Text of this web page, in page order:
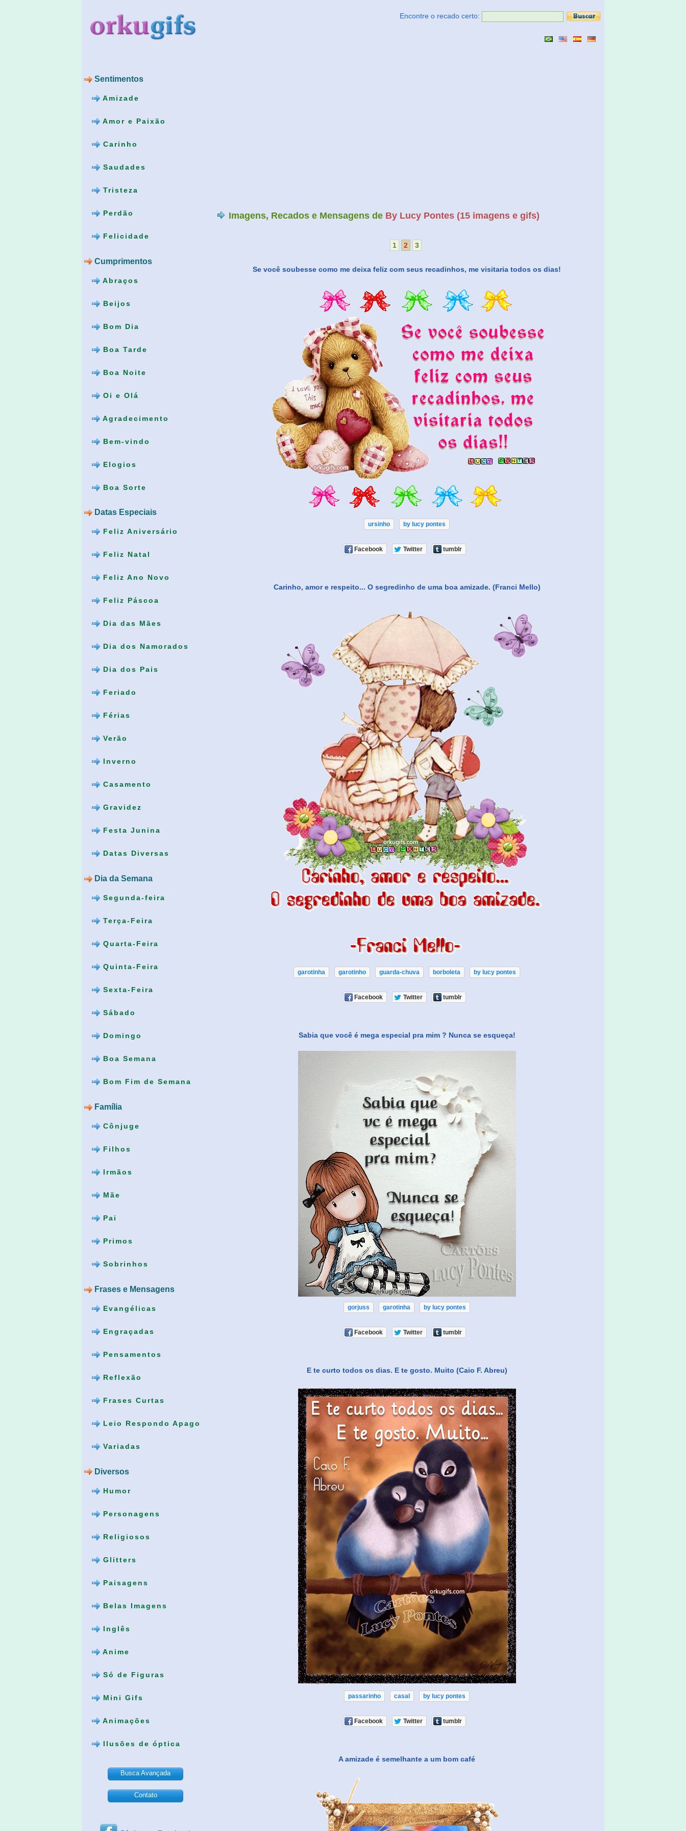
Sentimentos
Amizade
Amor e Paixão
Carinho
Saudades
Tristeza
Perdão
Felicidade
Cumprimentos
Abraços
Beijos
Bom Dia
Boa Tarde
Boa Noite
Oi e Olá
Agradecimento
Bem-vindo
Elogios
Boa Sorte
Datas Especiais
Feliz Aniversário
Feliz Natal
Feliz Ano Novo
Feliz Páscoa
Dia das Mães
Dia dos Namorados
Dia dos Pais
Feriado
Férias
Verão
Inverno
Casamento
Gravidez
Festa Junina
Datas Diversas
Dia da Semana
Segunda-feira
Terça-Feira
Quarta-Feira
Quinta-Feira
Sexta-Feira
Sábado
Domingo
Boa Semana
Bom Fim de Semana
Família
Cônjuge
Filhos
Irmãos
Mãe
Pai
Primos
Sobrinhos
Frases e Mensagens
Evangélicas
Engraçadas
Pensamentos
Reflexão
Frases Curtas
Leio Respondo Apago
Variadas
Diversos
Humor
Personagens
Religiosos
Glitters
Paisagens
Belas Imagens
Inglês
Anime
Só de Figuras
Mini Gifs
Animações
Ilusões de óptica
Busca Avançada
Contato
Encontre o recado certo:
Imagens, Recados e Mensagens de By Lucy Pontes (15 imagens e gifs)
1 2 3
Se você soubesse como me deixa feliz com seus recadinhos, me visitaria todos os dias!
ursinho by lucy pontes
Facebook Twitter tumblr
Carinho, amor e respeito... O segredinho de uma boa amizade. (Franci Mello)
garotinha garotinho guarda-chuva borboleta by lucy pontes
Facebook Twitter tumblr
Sabia que você é mega especial pra mim ? Nunca se esqueça!
gorjuss garotinha by lucy pontes
Facebook Twitter tumblr
E te curto todos os dias. E te gosto. Muito (Caio F. Abreu)
passarinho casal by lucy pontes
Facebook Twitter tumblr
A amizade é semelhante a um bom café